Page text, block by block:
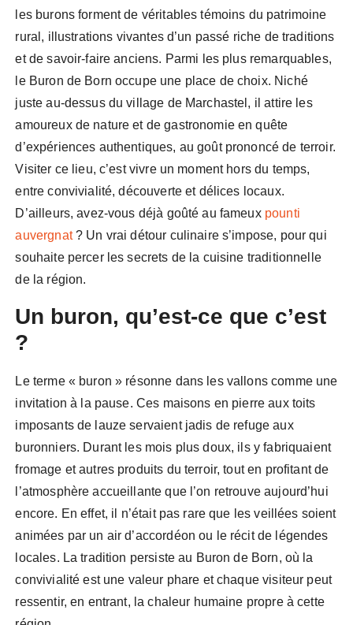
les burons forment de véritables témoins du patrimoine
rural, illustrations vivantes d’un passé riche de traditions
et de savoir-faire anciens. Parmi les plus remarquables,
le Buron de Born occupe une place de choix. Niché
juste au-dessus du village de Marchastel, il attire les
amoureux de nature et de gastronomie en quête
d’expériences authentiques, au goût prononcé de terroir.
Visiter ce lieu, c’est vivre un moment hors du temps,
entre convivialité, découverte et délices locaux.
D’ailleurs, avez-vous déjà goûté au fameux pounti
auvergnat? Un vrai détour culinaire s’impose, pour qui
souhaite percer les secrets de la cuisine traditionnelle
de la région.
Un buron, qu’est-ce que c’est
?
Le terme « buron » résonne dans les vallons comme une
invitation à la pause. Ces maisons en pierre aux toits
imposants de lauze servaient jadis de refuge aux
buronniers. Durant les mois plus doux, ils y fabriquaient
fromage et autres produits du terroir, tout en profitant de
l’atmosphère accueillante que l’on retrouve aujourd’hui
encore. En effet, il n’était pas rare que les veillées soient
animées par un air d’accordéon ou le récit de légendes
locales. La tradition persiste au Buron de Born, où la
convivialité est une valeur phare et chaque visiteur peut
ressentir, en entrant, la chaleur humaine propre à cette